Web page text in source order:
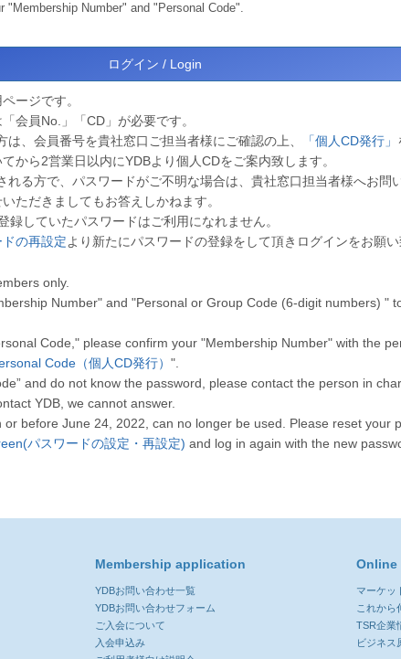
"Membership Number" and "Personal Code".
ージです。
会員No.」「CD」が必要です。
は、会員番号を貴社窓口ご担当者様にご確認の上、
「個人CD発行」
から2営業日以内にYDBより個人CDをご案内致します。
れる方で、パスワードがご不明な場合は、貴社窓口担当者様へお問
ただきましてもお答えしかねます。
録していたパスワードはご利用になれません。
の再設定より新たにパスワードの登録をして頂きログインをお願い
only.
Number" and "Personal or Group Code (6-digit numbers) "
Code," please confirm your "Membership Number" with the
Code（個人CD発行） ".
and do not know the password, please contact the person in
YDB, we cannot answer.
before June 24, 2022, can no longer be used. Please reset your
パスワードの設定・再設定) and log in again with the new
Membership application
YDBお問い合わせ一覧
YDBお問い合わせフォーム
ご入会について
入会申込み
Online
マーケッ
これから
TSR企業
ビジネス